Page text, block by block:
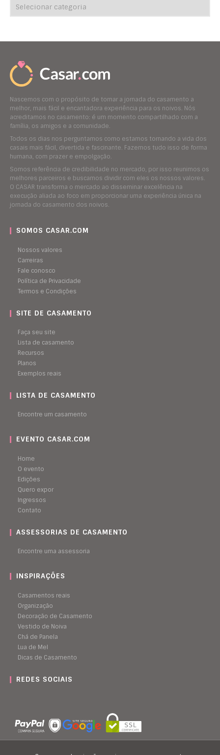
Nascemos com o propósito de tornar a jornada do casamento a
melhor, mais fácil e encantadora experiência para os noivos. Nós
acreditamos no casamento: é um momento compartilhado com a
família, os amigos e a comunidade.
Todos os dias nos perguntamos como estamos tornando a vida dos
casais mais fácil, divertida e fascinante. Fazemos tudo isso de forma
humana, com prazer e empolgação.
Somos referência de credibilidade no mercado, por isso reunimos os
melhores parceiros e buscamos dividir com eles os nossos valores.
O CASAR transforma o mercado ao disseminar excelência na
execução aliada ao foco em proporcionar uma experiência única na
jornada do casamento dos noivos.
SOMOS CASAR.COM
Nossos valores
Carreiras
Fale conosco
Política de Privacidade
Termos e Condições
SITE DE CASAMENTO
Faça seu site
Lista de casamento
Recursos
Planos
Exemplos reais
LISTA DE CASAMENTO
Encontre um casamento
EVENTO CASAR.COM
Home
O evento
Edições
Quero expor
Ingressos
Contato
ASSESSORIAS DE CASAMENTO
Encontre uma assessoria
INSPIRAÇÕES
Casamentos reais
Organização
Decoração de Casamento
Vestido de Noiva
Chá de Panela
Lua de Mel
Dicas de Casamento
REDES SOCIAIS